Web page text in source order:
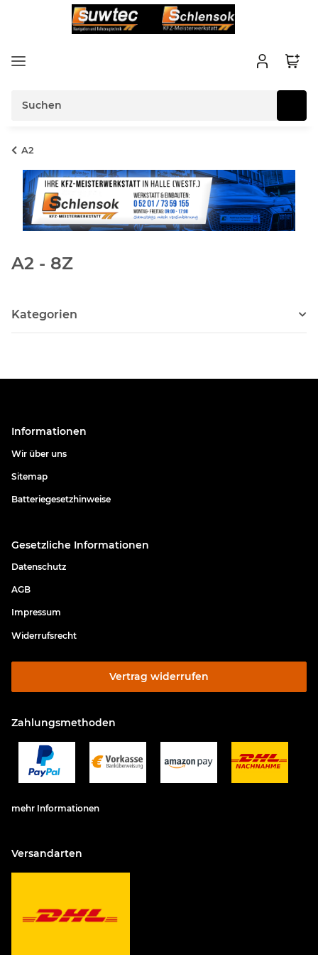
A2
A2 - 8Z
Kategorien
Informationen
Wir über uns
Sitemap
Batteriegesetzhinweise
Gesetzliche Informationen
Datenschutz
AGB
Impressum
Widerrufsrecht
Vertrag widerrufen
Zahlungsmethoden
mehr Informationen
Versandarten